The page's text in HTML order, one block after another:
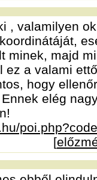
, valamilyen
minek, majd
ez a valami
hogy
elég
[